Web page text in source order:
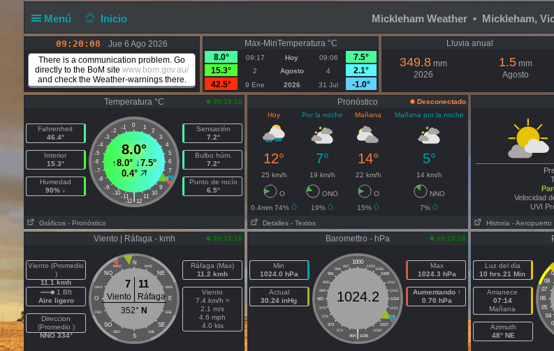
Menú Inicio Mickleham Weather • Mickleham,
09:20:09
Jue 6 Ago 2026
There is a communication problem. Go
directly to the BoM site www.bom.gov.au/
and check the Weather-warnings there.
Max-MinTemperatura °C
8.0°
09:17 Hoy 09:06
7.5°
15.3°
2 Agosto 4
2.1°
42.5°
9 Ene 2026 31 Jul -1.0°
Lluvia anual
349.8 mm
2026
1.5 mm
Agosto
Temperatura °C
09:19:16
Fahrenheit
46.4°
Interior
15.3°
Humedad
90% ↓
0
-1 1
-2
2
-3
3
-4
4
-5
5
-6
6
-7
7
-8
8
-9
9
-10
10
-11 11
|
-12 12
8.0°
↑8.0° ↓7.5°
0.4°
Sensación
7.2°
Bulbo húm.
7.2°
Punto de rocío
6.5°
Gráficos - Pronóstico
Pronóstico
Desconectado
Hoy
Por la noche Mañana Mañana por la noche
12° 7° 14° 5°
25 km/h 19 km/h 22 km/h 14 km/h
O ONO O
NNO
0.4mm 74%
19% 15%
7%
Detalles - Textos
Velocidad
UVI
Historia - Aeropuerto
Viento | Ráfaga - kmh 09:19:16
Viento (Promedio
)
11.1 kmh
1 Bft
Aire ligero
Direccion
(Promedio )
NNO 334°
N
NNO NNE
NO NE
ONO ENE
O E
OSO ESE
SO SE
SSO SSE
S
7 11
Viento
Ráfaga
352° N
Ráfaga (Max)
11.2 kmh
Viento
7.4 km/h =
2.1 m/s
4.6 mph
4.0 kts
Baromettro - hPa 09:19:16
Min
1024.0 hPa
Actual
30.24 inHg
1000
997 1003
994
1006
991
1009
988
1012
985
1015
982
1018
979
1021
976
1024
973
1027
970
1030
|
964 1036
1024.2
Max
1024.3 hPa
Aumentando ↑
0.70 hPa
Luz del dia
10 hrs.21 Min
Amanece
07:14
Mañana
Azimuth
48° NE
08
07
06
05
04